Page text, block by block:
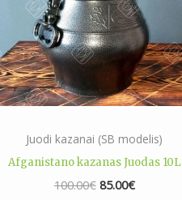
Juodi kazanai (SB modelis)
Afganistano kazanas Juodas 10L
100.00€ 85.00€